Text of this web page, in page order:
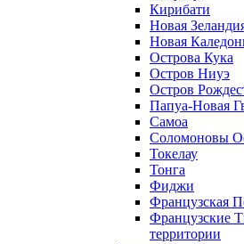
Кирибати
Новая
Новая
Острова Кука
Остров Ниуэ
Остров
Папуа-Новая
Самоа
Соломоновы
Токелау
Тонга
Фиджи
Французская
Французские
территории